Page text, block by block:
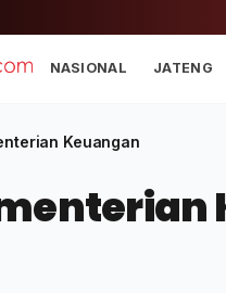
NASIONAL JATENG
Keuangan